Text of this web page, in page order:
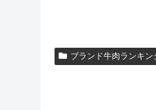
ブランド牛肉ランキン